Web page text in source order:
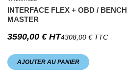
INTERFACE FLEX + OBD / BENCH
MASTER
3590,00 €HT4308,00 €TTC
AJOUTER AU PANIER